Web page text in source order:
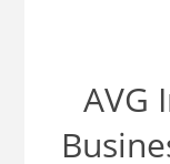
AVG